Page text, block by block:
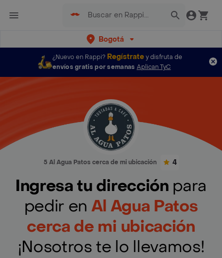
Bogotá
¿Nuevo en Rappi? Regístratey disfruta de
envíos gratis por semanas Aplican TyC
5 Al Agua Patos cerca de mi ubicación 4
Ingresa tu dirección para
pedir en Al Agua Patos
cerca de mi ubicación
¡Nosotros te lo llevamos!